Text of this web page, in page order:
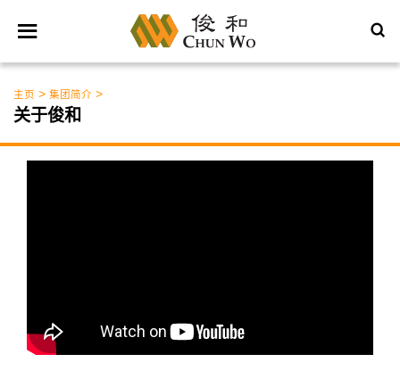
主页 > 集团简介 >
关于俊和